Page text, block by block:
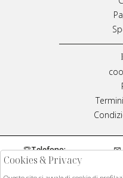
Telefono:
0984970429
Cookies & Privacy